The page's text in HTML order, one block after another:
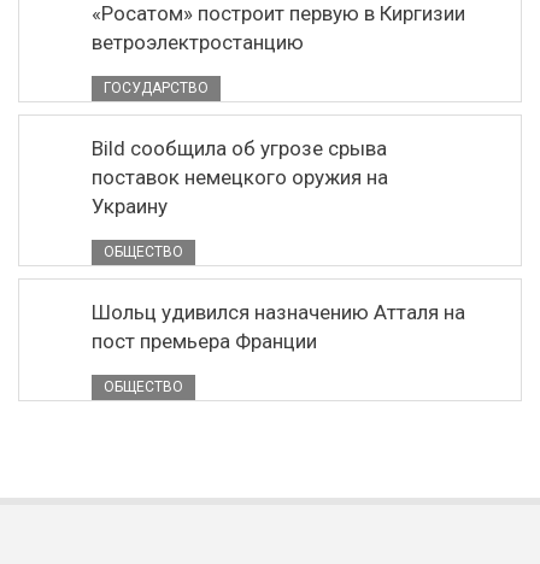
«Росатом» построит первую в Киргизии
ветроэлектростанцию
ГОСУДАРСТВО
Bild сообщила об угрозе срыва
поставок немецкого оружия на
Украину
ОБЩЕСТВО
Шольц удивился назначению Атталя на
пост премьера Франции
ОБЩЕСТВО